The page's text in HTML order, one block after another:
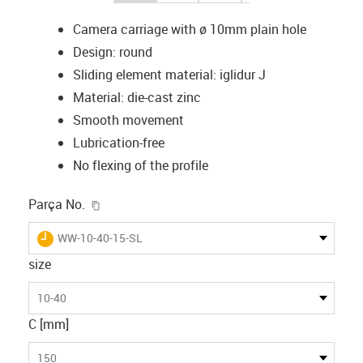
Camera carriage with ø 10mm plain hole
Design: round
Sliding element material: iglidur J
Material: die-cast zinc
Smooth movement
Lubrication-free
No flexing of the profile
Parça No.
igus-icon-lieferzeit
WW-10-40-15-SL
size
10-40
C [mm]
150